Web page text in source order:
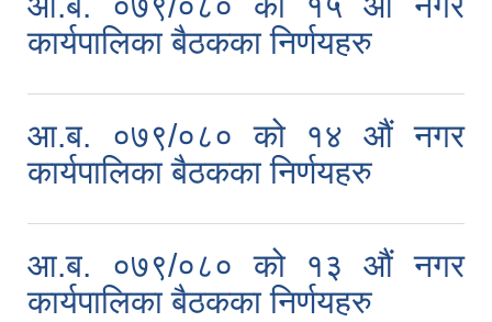
कार्यपालिका बैठकका निर्णयहरु
आ.ब. ०७९/०८० को १४ औं नगर
कार्यपालिका बैठकका निर्णयहरु
आ.ब. ०७९/०८० को १३ औं नगर
कार्यपालिका बैठकका निर्णयहरु